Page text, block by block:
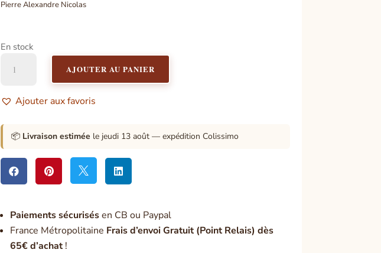
Pierre Alexandre Nicolas
En stock
Energies
la
Cathédrale
de
Lyon
AJOUTER AU PANIER
Ajouter aux favoris
📦 Livraison estimée le jeudi 13 août — expédition Colissimo
   
Paiements sécurisésen CB ou Paypal
France Métropolitaine Frais d’envoi Gratuit (Point Relais) dès
65€ d’achat!